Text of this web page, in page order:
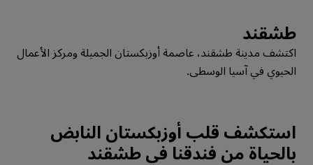
طشقند
اكتشف مدينة طشقند، عاصمة أوزبكستان الجميلة ومركز الأعمال
الحيوي في آسيا الوسطى.
استكشف قلب أوزبكستان النابض
بالحياة من فندقنا في طشقند